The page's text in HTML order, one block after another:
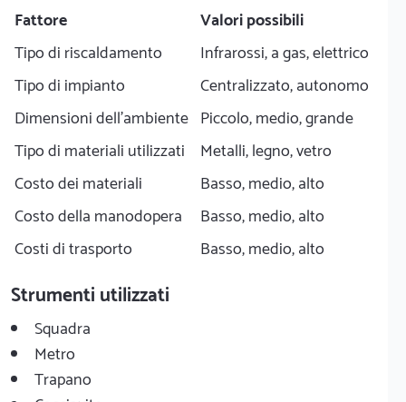
Fattore
Valori possibili
Tipo di riscaldamento
Infrarossi, a gas, elettrico
Tipo di impianto
Centralizzato, autonomo
Dimensioni dell'ambiente Piccolo, medio, grande
Tipo di materiali utilizzati
Metalli, legno, vetro
Costo dei materiali
Basso, medio, alto
Costo della manodopera
Basso, medio, alto
Costi di trasporto
Basso, medio, alto
Strumenti utilizzati
Squadra
Metro
Trapano